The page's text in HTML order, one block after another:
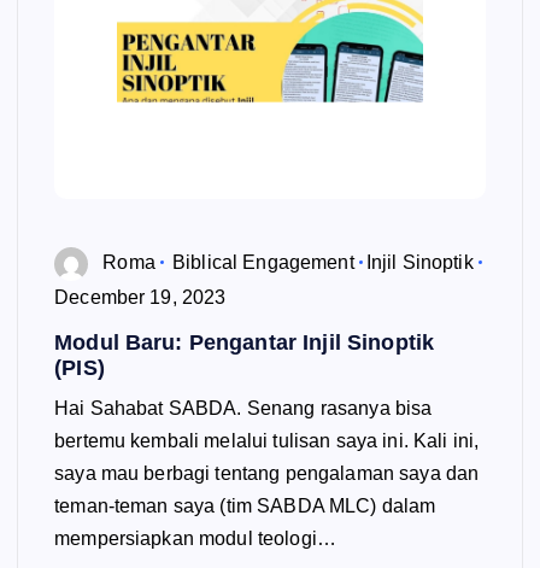
Roma Biblical Engagement
Injil Sinoptik
December 19, 2023
Modul Baru: Pengantar Injil Sinoptik
(PIS)
Hai Sahabat SABDA. Senang rasanya bisa
bertemu kembali melalui tulisan saya ini. Kali ini,
saya mau berbagi tentang pengalaman saya dan
teman-teman saya (tim SABDA MLC) dalam
mempersiapkan modul teologi…